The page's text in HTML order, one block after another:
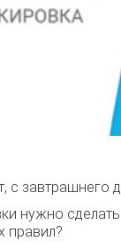
с
нужно
правил?